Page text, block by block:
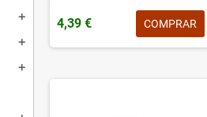
add
add
add
4,39 € COMPRAR